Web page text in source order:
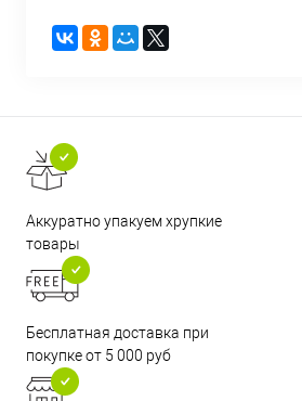
Аккуратно упакуем хрупкие
товары
Бесплатная доставка при
покупке от 5 000 руб